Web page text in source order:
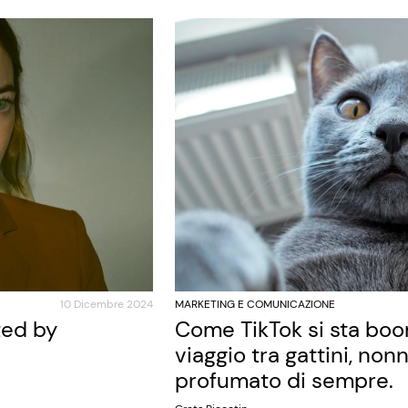
10 Dicembre 2024
by
MARKETING E COMUNICAZIONE
Come TikTok si sta
viaggio tra gattini,
profumato di sempre.